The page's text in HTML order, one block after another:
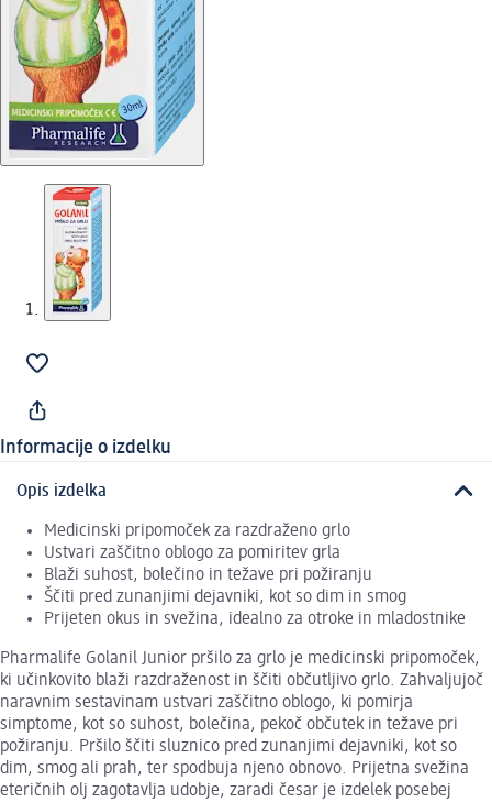
Informacije o izdelku
Opis izdelka
Medicinski pripomoček za razdraženo grlo
Ustvari zaščitno oblogo za pomiritev grla
Blaži suhost, bolečino in težave pri požiranju
Ščiti pred zunanjimi dejavniki, kot so dim in smog
Prijeten okus in svežina, idealno za otroke in mladostnike
Pharmalife Golanil Junior pršilo za grlo je medicinski pripomoček,
ki učinkovito blaži razdraženost in ščiti občutljivo grlo. Zahvaljujoč
naravnim sestavinam ustvari zaščitno oblogo, ki pomirja
simptome, kot so suhost, bolečina, pekoč občutek in težave pri
požiranju. Pršilo ščiti sluznico pred zunanjimi dejavniki, kot so
dim, smog ali prah, ter spodbuja njeno obnovo. Prijetna svežina
eteričnih olj zagotavlja udobje, zaradi česar je izdelek posebej